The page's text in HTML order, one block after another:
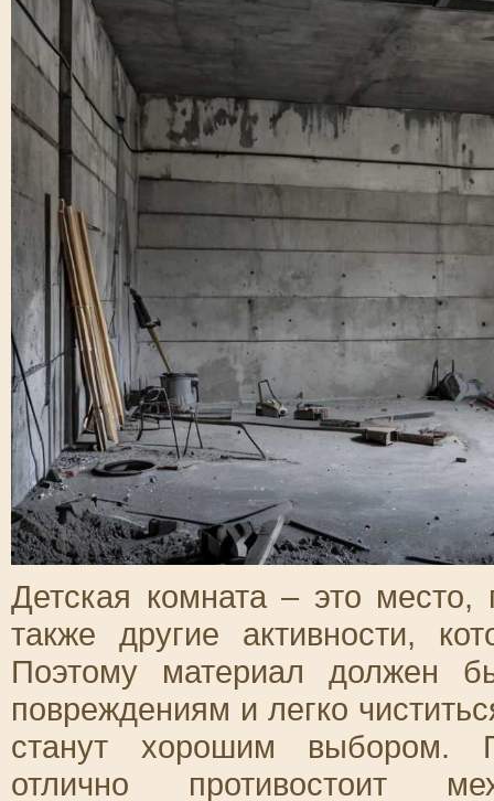
Детская комната – это место,
также другие активности,
Поэтому материал должен
повреждениям и легко
станут хорошим выбором.
отлично противостоит